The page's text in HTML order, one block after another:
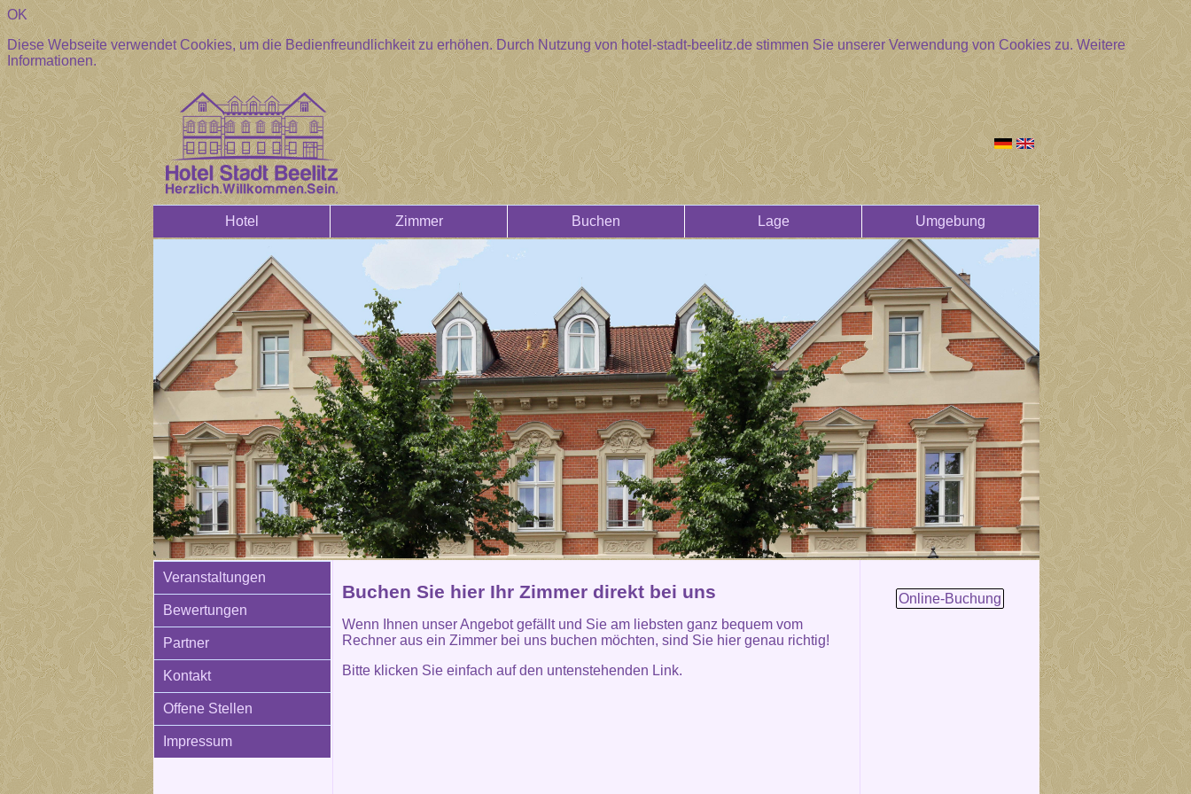
OK
Diese Webseite verwendet Cookies, um die Bedienfreundlichkeit zu erhöhen. Durch Nutzung von hotel-stadt-beelitz.de stimmen Sie unserer Verwendung von Cookies zu.Weitere
Informationen.
Hotel Zimmer Buchen Lage Umgebung
Veranstaltungen
Bewertungen
Partner
Kontakt
Offene Stellen
Impressum
Buchen Sie hier Ihr Zimmer direkt bei uns
Wenn Ihnen unser Angebot gefällt und Sie am liebsten ganz bequem vom
Rechner aus ein Zimmer bei uns buchen möchten, sind Sie hier genau richtig!
Bitte klicken Sie einfach auf den untenstehenden Link.
Online-Buchung